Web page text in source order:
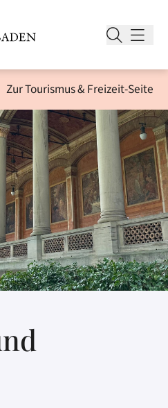
Zur Tourismus & Freizeit-Seite